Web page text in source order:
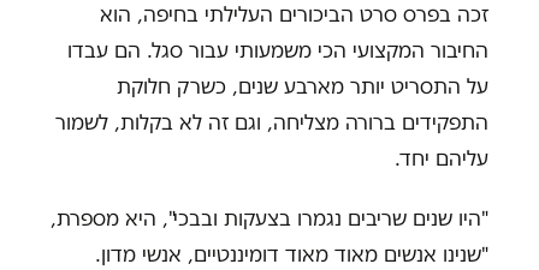
זכה בפרס סרט הביכורים העלילתי בחיפה, הוא
החיבור המקצועי הכי משמעותי עבור סגל. הם עבדו
על התסריט יותר מארבע שנים, כשרק חלוקת
התפקידים ברורה מצליחה, וגם זה לא בקלות, לשמור
עליהם יחד.
"היו שנים שריבים נגמרו בצעקות ובבכי", היא מספרת,
"שנינו אנשים מאוד מאוד דומיננטיים, אנשי מדון.